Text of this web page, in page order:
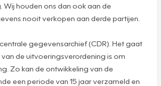
Wij houden ons dan ook aan de
nooit verkopen aan derde partijen.
gegevensarchief (CDR). Het gaat
de uitvoeringsverordening is om
Zo kan de ontwikkeling van de
een periode van 15 jaar verzameld en